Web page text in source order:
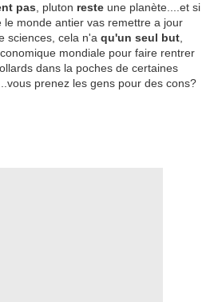
pas , pluton reste une planète....et si
le monde antier vas remettre a jour
sciences, cela n'a qu'un seul but
mondiale pour faire rentrer
dans la poches de certaines
prenez les gens pour des cons?